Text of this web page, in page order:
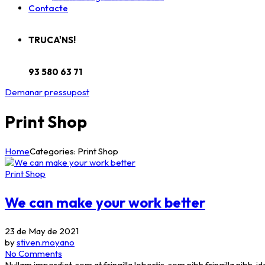
Contacte
TRUCA'NS!
93 580 63 71
Demanar pressupost
Print Shop
HomeCategories: Print Shop
Print Shop
We can make your work better
23 de May de 2021
bystiven.moyano
No Comments